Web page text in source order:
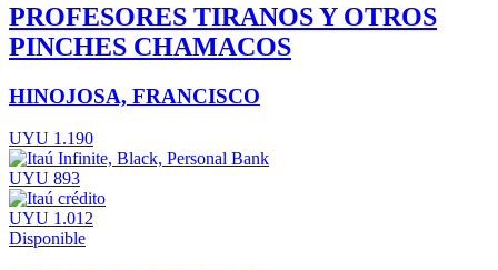
PROFESORES TIRANOS Y OTROS
PINCHES CHAMACOS
HINOJOSA, FRANCISCO
UYU 1.190
UYU 893
UYU 1.012
Disponible